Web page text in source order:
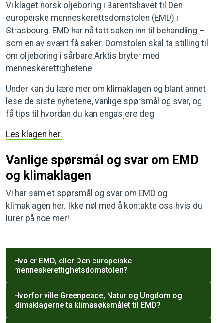
Vi klaget norsk oljeboring i Barentshavet til Den
europeiske menneskerettsdomstolen (EMD) i
Strasbourg. EMD har nå tatt saken inn til behandling –
som en av svært få saker. Domstolen skal ta stilling til
om oljeboring i sårbare Arktis bryter med
menneskerettighetene.
Under kan du lære mer om klimaklagen og blant annet
lese de siste nyhetene, vanlige spørsmål og svar, og
få tips til hvordan du kan engasjere deg.
Les klagen her.
Vanlige spørsmål og svar om EMD
og klimaklagen
Vi har samlet spørsmål og svar om EMD og
klimaklagen her. Ikke nøl med å kontakte oss hvis du
lurer på noe mer!
Hva er EMD, eller Den europeiske
menneskerettighetsdomstolen?
Hvorfor ville Greenpeace, Natur og Ungdom og
klimaklagerne ta klimasøksmålet til EMD?